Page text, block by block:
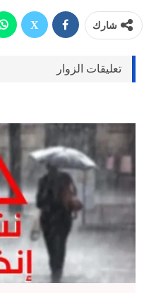
شارك
تعليقات الزوار